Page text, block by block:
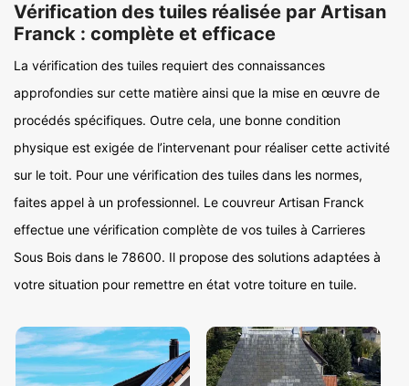
Vérification des tuiles réalisée par Artisan
Franck : complète et efficace
La vérification des tuiles requiert des connaissances
approfondies sur cette matière ainsi que la mise en œuvre de
procédés spécifiques. Outre cela, une bonne condition
physique est exigée de l’intervenant pour réaliser cette activité
sur le toit. Pour une vérification des tuiles dans les normes,
faites appel à un professionnel. Le couvreur Artisan Franck
effectue une vérification complète de vos tuiles à Carrieres
Sous Bois dans le 78600. Il propose des solutions adaptées à
votre situation pour remettre en état votre toiture en tuile.